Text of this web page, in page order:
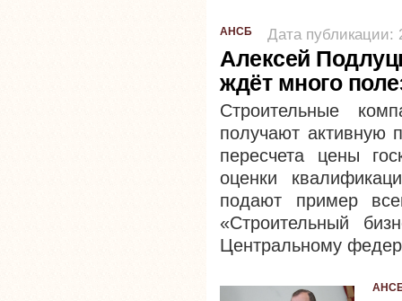
АНСБ Дата публикации:
Алексей
ждёт много
Строительные
получают активную
пересчета цены
оценки
подают пример
«Строительный
Центральному